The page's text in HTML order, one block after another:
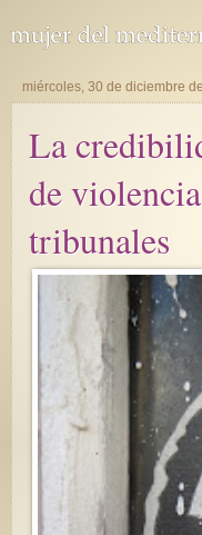
miércoles, 30 de diciembre
La
de
tribunales